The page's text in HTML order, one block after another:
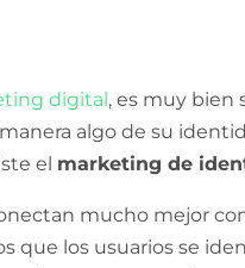
digital , es muy bien
algo de su
el marketing de
mucho mejor
que los usuarios se